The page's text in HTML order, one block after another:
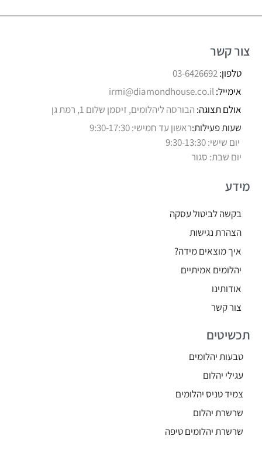
צור קשר
טלפון:03-6426692
אימייל:irmi@diamondhouse.co.il
אולם תצוגה: הבורסה ליהלומים, זיסמן שלום 1, רמת גן
שעות פעילות:ראשון עד חמישי: 9:30-17:30
יום שישי: 9:30-13:30
יום שבת: סגור
מידע
בקשה לביטול עסקה
הצהרת נגישות
איך מוצאים מידה?
יהלומים אמיתיים
אודותינו
צור קשר
תכשיטים
טבעות יהלומים
עגילי יהלום
צמיד טניס יהלומים
שרשרת יהלום
שרשרת יהלומים טיפה